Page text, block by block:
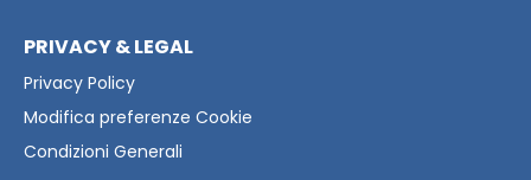
PRIVACY & LEGAL
Privacy Policy
Modifica preferenze Cookie
Condizioni Generali